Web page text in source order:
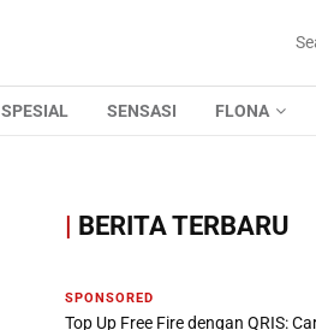
SPESIAL SENSASI FLONA
| BERITA TERBARU
SPONSORED
Top Up Free Fire dengan QRIS: